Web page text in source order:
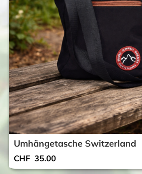
Umhängetasche Switzerland
CHF 35.00